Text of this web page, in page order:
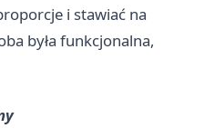
i stawiać na
była funkcjonalna,